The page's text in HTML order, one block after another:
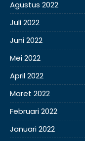
Agustus 2022
Juli 2022
Juni 2022
Mei 2022
April 2022
Maret 2022
Februari 2022
Januari 2022